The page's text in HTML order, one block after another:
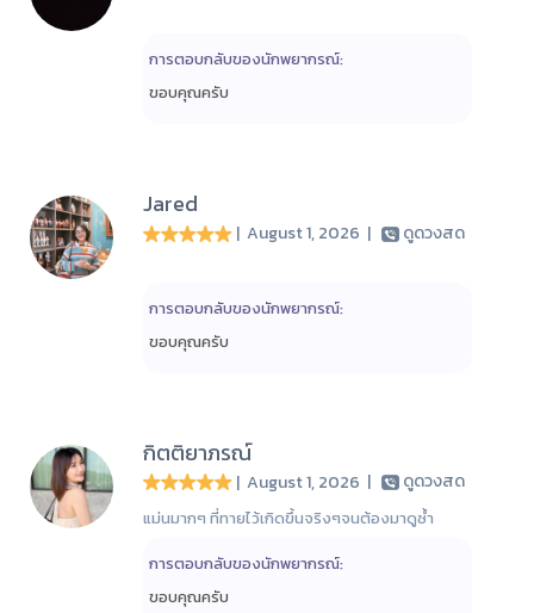
การตอบกลับของนักพยากรณ์:
ขอบคุณครับ
Jared
| August 1, 2026 | ดูดวงสด
การตอบกลับของนักพยากรณ์:
ขอบคุณครับ
กิตติยาภรณ์
| August 1, 2026 | ดูดวงสด
แม่นมากๆ ที่ทายไว้เกิดขึ้นจริงๆจนต้องมาดูซ้ำ
การตอบกลับของนักพยากรณ์:
ขอบคุณครับ